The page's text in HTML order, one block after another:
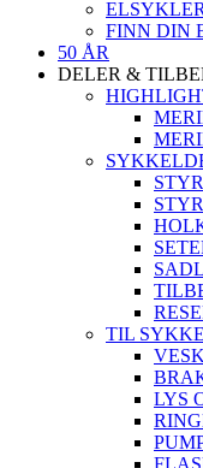
FINN DIN
50 ÅR
DELER &
TIL
LYS